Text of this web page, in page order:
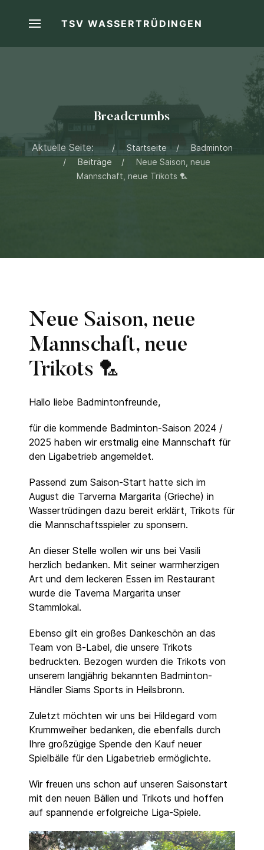
TSV WASSERTRÜDINGEN
Breadcrumbs
Aktuelle Seite: Startseite
Badminton
Beiträge
Neue Saison, neue
Mannschaft, neue Trikots 🏸
Neue Saison, neue
Mannschaft, neue
Trikots 🏸
Hallo liebe Badmintonfreunde,
für die kommende Badminton-Saison 2024 /
2025 haben wir erstmalig eine Mannschaft für
den Ligabetrieb angemeldet.
Passend zum Saison-Start hatte sich im
August die Tarverna Margarita (Grieche) in
Wassertrüdingen dazu bereit erklärt, Trikots für
die Mannschaftsspieler zu sponsern.
An dieser Stelle wollen wir uns bei Vasili
herzlich bedanken. Mit seiner warmherzigen
Art und dem leckeren Essen im Restaurant
wurde die Taverna Margarita unser
Stammlokal.
Ebenso gilt ein großes Dankeschön an das
Team von B-Label, die unsere Trikots
bedruckten. Bezogen wurden die Trikots von
unserem langjährig bekannten Badminton-
Händler Siams Sports in Heilsbronn.
Zuletzt möchten wir uns bei Hildegard vom
Krummweiher bedanken, die ebenfalls durch
Ihre großzügige Spende den Kauf neuer
Spielbälle für den Ligabetrieb ermöglichte.
Wir freuen uns schon auf unseren Saisonstart
mit den neuen Bällen und Trikots und hoffen
auf spannende erfolgreiche Liga-Spiele.